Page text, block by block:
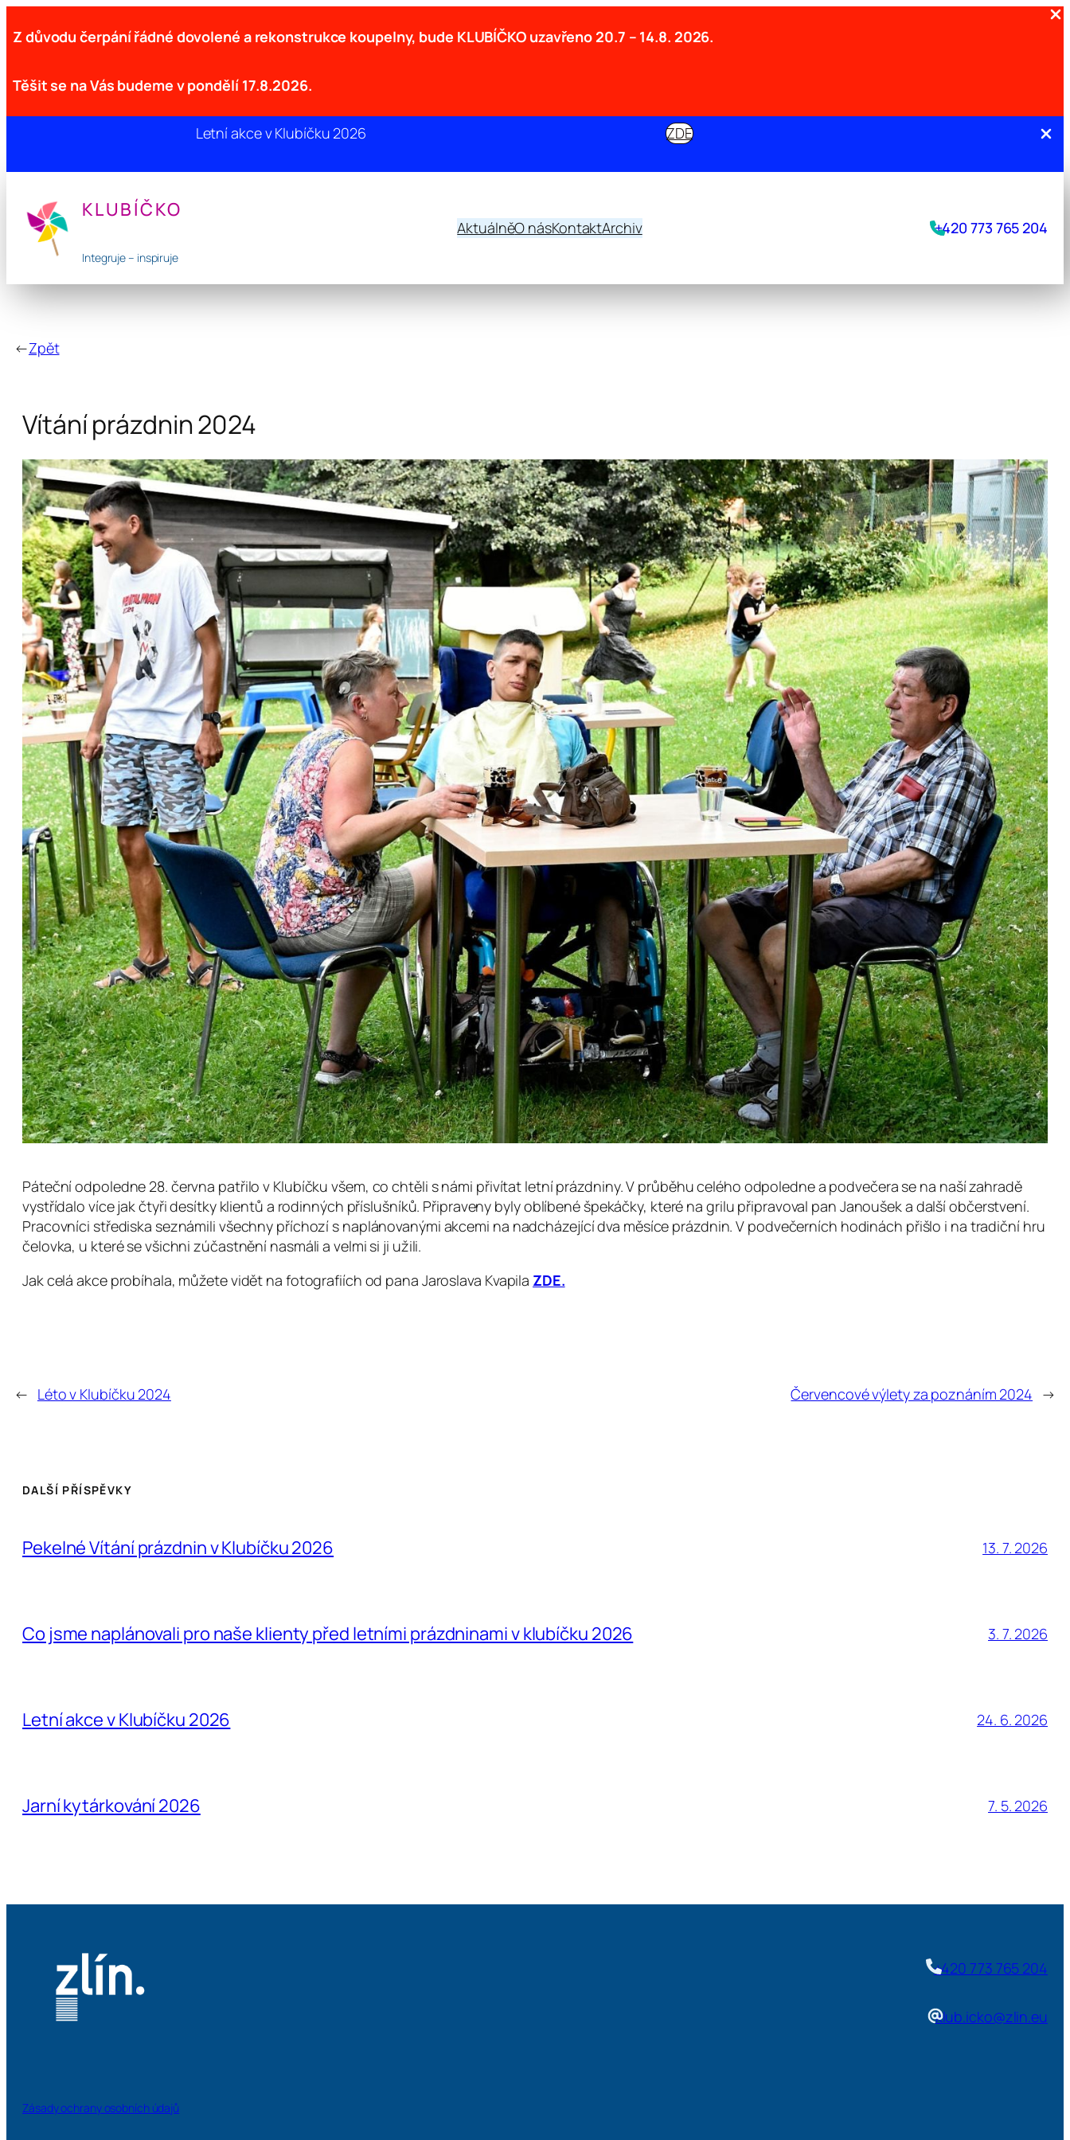
Z důvodu čerpání řádné dovolené a rekonstrukce koupelny, bude KLUBÍČKO uzavřeno 20.7 – 14.8. 2026.
Těšit se na Vás budeme v pondělí 17.8.2026.
Letní akce v Klubíčku 2026 ZDE
obsah
KLUBÍČKO
Integruje – inspiruje
AktuálněO násKontaktArchiv +420 773 765 204
←Zpět
Vítání prázdnin 2024
Páteční odpoledne 28. června patřilo v Klubíčku všem, co chtěli s námi přivítat letní prázdniny. V průběhu celého odpoledne a podvečera se na naší zahradě
vystřídalo více jak čtyři desítky klientů a rodinných příslušníků. Připraveny byly oblíbené špekáčky, které na grilu připravoval pan Janoušek a další občerstvení.
Pracovníci střediska seznámili všechny příchozí s naplánovanými akcemi na nadcházející dva měsíce prázdnin. V podvečerních hodinách přišlo i na tradiční hru
čelovka, u které se všichni zúčastnění nasmáli a velmi si ji užili.
Jak celá akce probíhala, můžete vidět na fotografiích od pana Jaroslava Kvapila ZDE.
← Léto v Klubíčku 2024 Červencové výlety za poznáním 2024 →
DALŠÍ PŘÍSPĚVKY
Pekelné Vítání prázdnin v Klubíčku 2026 13. 7. 2026
Co jsme naplánovali pro naše klienty před letními prázdninami v klubíčku 2026 3. 7. 2026
Letní akce v Klubíčku 2026 24. 6. 2026
Jarní kytárkování 2026 7. 5. 2026
+420 773 765 204
klub.icko@zlin.eu
Zásady ochrany osobních údajů